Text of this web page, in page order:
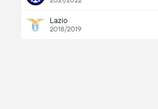
Lazio
2018/2019